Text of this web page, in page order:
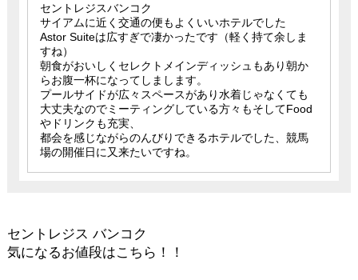
セントレジスバンコク
サイアムに近く交通の便もよくいいホテルでした
Astor Suiteは広すぎで凄かったです（軽く持て余しま
すね）
朝食がおいしくセレクトメインディッシュもあり朝か
らお腹一杯になってしまします。
プールサイドが広々スペースがあり水着じゃなくても
大丈夫なのでミーティングしている方々もそしてFood
やドリンクも充実、
都会を感じながらのんびりできるホテルでした、競馬
場の開催日に又来たいですね。
セントレジス バンコク
気になるお値段はこちら！！